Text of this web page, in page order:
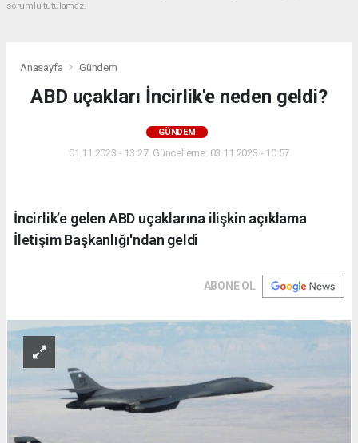
sorumlu tutulamaz.
Anasayfa Gündem
ABD uçakları İncirlik'e neden geldi?
GÜNDEM
01.11.2023 - 13:27, Güncelleme: 03.11.2023 - 10:57
İncirlik’e gelen ABD uçaklarına ilişkin açıklama
İletişim Başkanlığı'ndan geldi
ABONE OL